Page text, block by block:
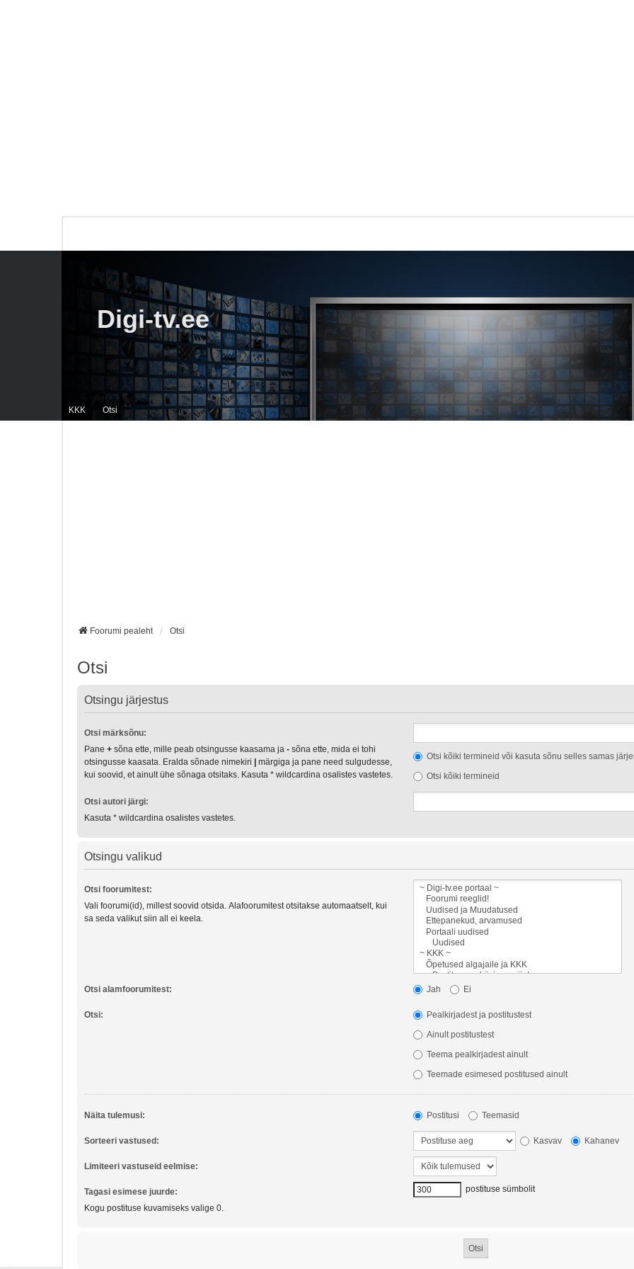
KKK Otsi
Digi-tv.ee
Foorumi pealeht Otsi
Otsi
Otsingu järjestus
Otsi märksõnu:
Pane + sõna ette, mille peab otsingusse kaasama ja - sõna ette, mida ei tohi
otsingusse kaasata. Eralda sõnade nimekiri
märgiga ja pane need sulgudesse,
kui soovid, et ainult ühe sõnaga otsitaks. Kasuta * wildcardina osalistes vastetes.
Otsi kõiki termineid või kasuta sõnu selles samas
Otsi kõiki termineid
Otsi autori järgi:
Kasuta * wildcardina osalistes vastetes.
Otsingu valikud
Otsi foorumitest:
Vali foorumi(id), millest soovid otsida. Alafoorumitest otsitakse automaatselt, kui
sa seda valikut siin all ei keela.
Otsi alamfoorumitest: Jah Ei
Otsi:
Pealkirjadest ja postitustest
Ainult postitustest
Teema pealkirjadest ainult
Teemade esimesed postitused ainult
Näita tulemusi: Postitusi Teemasid
Sorteeri vastused: Kasvav Kahanev
Limiteeri vastuseid eelmise:
Tagasi esimese juurde:
Kogu postituse kuvamiseks valige 0.
postituse sümbolit